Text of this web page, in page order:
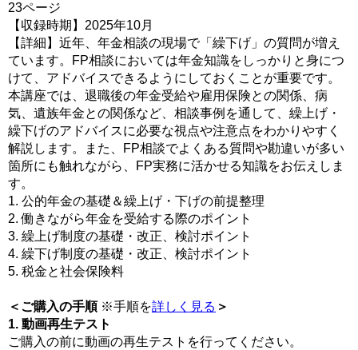
23ページ
【収録時期】2025年10月
【詳細】近年、年金相談の現場で「繰下げ」の質問が増え
ています。FP相談においては年金知識をしっかりと身につ
けて、アドバイスできるようにしておくことが重要です。
本講座では、退職後の年金受給や雇用保険との関係、病
気、遺族年金との関係など、相談事例を通して、繰上げ・
繰下げのアドバイスに必要な視点や注意点をわかりやすく
解説します。また、FP相談でよくある質問や勘違いが多い
箇所にも触れながら、FP実務に活かせる知識をお伝えしま
す。
1. 公的年金の基礎＆繰上げ・下げの前提整理
2. 働きながら年金を受給する際のポイント
3. 繰上げ制度の基礎・改正、検討ポイント
4. 繰下げ制度の基礎・改正、検討ポイント
5. 税金と社会保険料
＜ご購入の手順※手順を詳しく見る ＞
1. 動画再生テスト
ご購入の前に動画の再生テストを行ってください。